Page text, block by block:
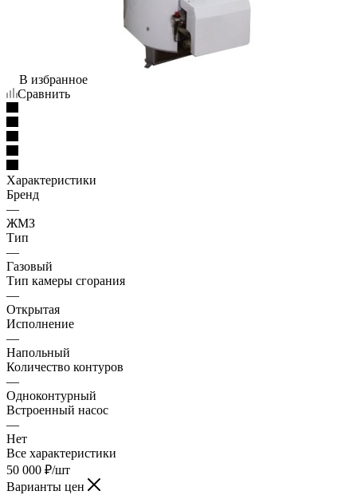
В избранное
Сравнить
Характеристики
Бренд
—
ЖМЗ
Тип
—
Газовый
Тип камеры сгорания
—
Открытая
Исполнение
—
Напольный
Количество контуров
—
Одноконтурный
Встроенный насос
—
Нет
Все характеристики
50 000 ₽/шт
Варианты цен